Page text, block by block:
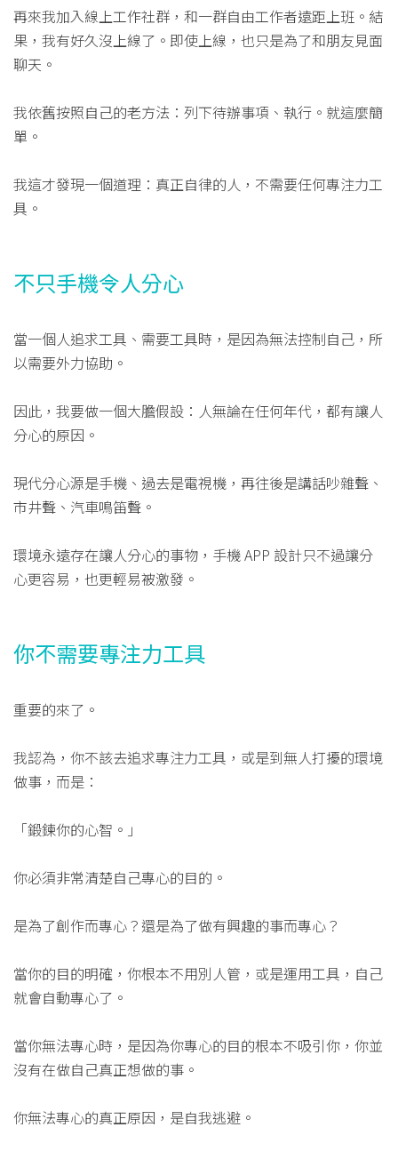
再來我加入線上工作社群，和一群自由工作者遠距上班。結
果，我有好久沒上線了。即使上線，也只是為了和朋友見面
聊天。
我依舊按照自己的老方法：列下待辦事項、執行。就這麼簡
單。
我這才發現一個道理：真正自律的人，不需要任何專注力工
具。
不只手機令人分心
當一個人追求工具、需要工具時，是因為無法控制自己，所
以需要外力協助。
因此，我要做一個大膽假設：人無論在任何年代，都有讓人
分心的原因。
現代分心源是手機、過去是電視機，再往後是講話吵雜聲、
市井聲、汽車鳴笛聲。
環境永遠存在讓人分心的事物，手機 APP 設計只不過讓分
心更容易，也更輕易被激發。
你不需要專注力工具
重要的來了。
我認為，你不該去追求專注力工具，或是到無人打擾的環境
做事，而是：
「鍛鍊你的心智。」
你必須非常清楚自己專心的目的。
是為了創作而專心？還是為了做有興趣的事而專心？
當你的目的明確，你根本不用別人管，或是運用工具，自己
就會自動專心了。
當你無法專心時，是因為你專心的目的根本不吸引你，你並
沒有在做自己真正想做的事。
你無法專心的真正原因，是自我逃避。